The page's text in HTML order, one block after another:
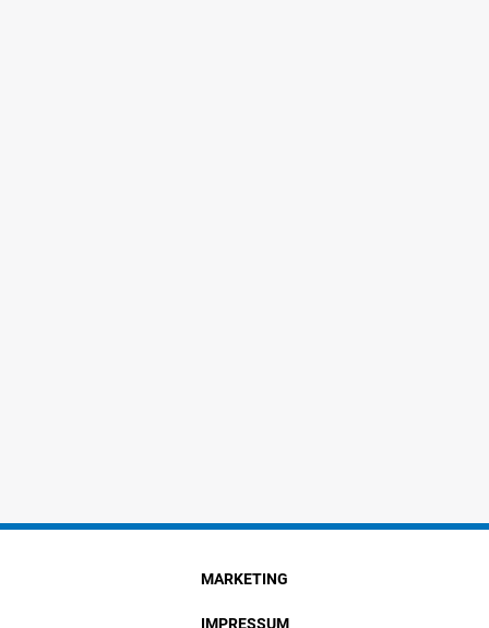
MARKETING
IMPRESSUM